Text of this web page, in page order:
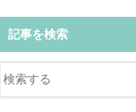
記事を検索